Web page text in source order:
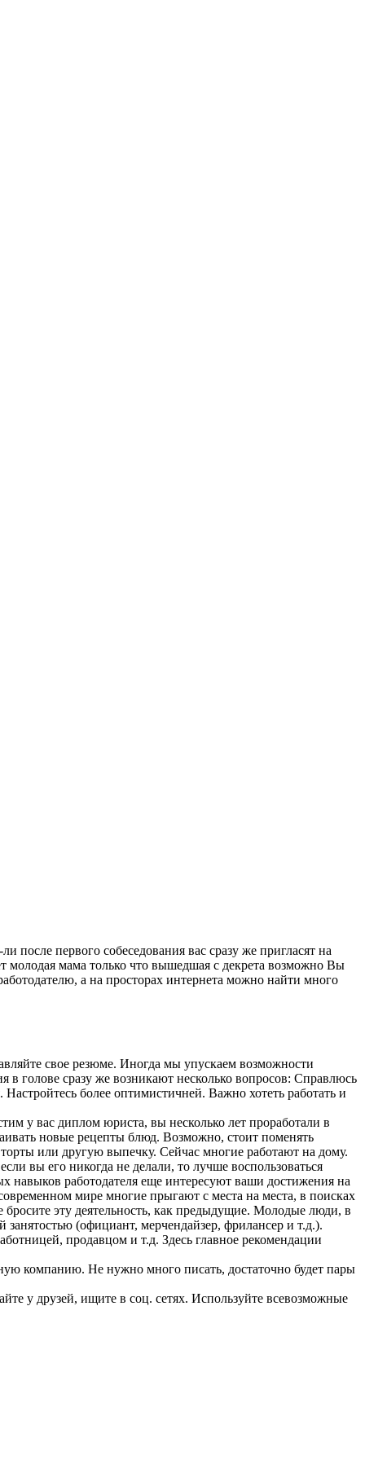
первого собеседования вас сразу же пригласят на
мама только что вышедшая с декрета возможно Вы
а на просторах интернета можно найти много
свое резюме. Иногда мы упускаем возможности
голове сразу же возникают несколько вопросов: Справлюсь
более оптимистичней. Важно хотеть работать и
у вас диплом юриста, вы несколько лет проработали в
новые рецепты блюд. Возможно, стоит поменять
или другую выпечку. Сейчас многие работают на дому.
вы его никогда не делали, то лучше воспользоваться
навыков работодателя еще интересуют ваши достижения на
мире многие прыгают с места на места, в поисках
эту деятельность, как предыдущие. Молодые люди, в
(официант, мерчендайзер, фрилансер и т.д.).
продавцом и т.д. Здесь главное рекомендации
компанию. Не нужно много писать, достаточно будет пары
у друзей, ищите в соц. сетях. Используйте всевозможные